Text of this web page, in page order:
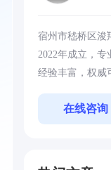
宿州市嵇桥区浚
2022年成立，专
经验丰富，权威
在线咨询